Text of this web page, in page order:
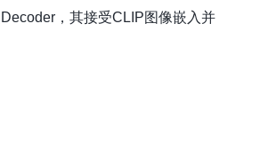
，其接受CLIP图像嵌入并